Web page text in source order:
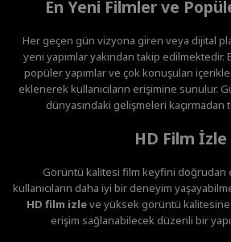
En Yeni Filmler ve
Her geçen gün vizyona giren veya dijital
yeni yapımlar yakından takip edilmektedir.
popüler yapımlar ve çok konuşulan
eklenerek kullanıcıların erişimine sunulur.
dünyasındaki gelişmeleri
HD Film İzle
Görüntü kalitesi film keyfini doğrudan
kullanıcıların daha iyi bir deneyim
HD film izleve yüksek görüntü
erişim sağlanabilecek düzenli bir